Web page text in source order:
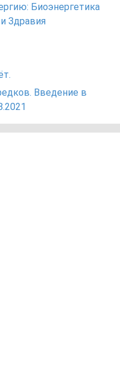
Биоэнергетика
Здравия
Введение в